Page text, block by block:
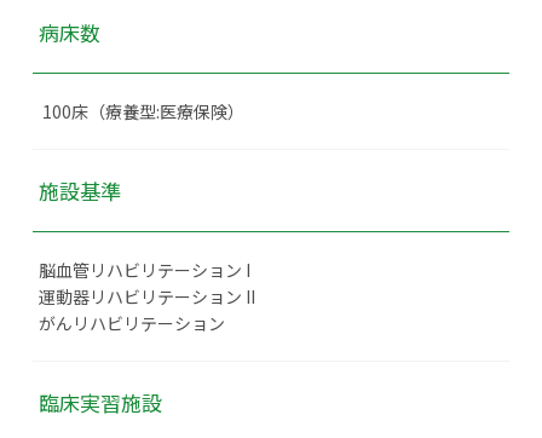
病床数
100床（療養型:医療保険）
施設基準
脳血管リハビリテーション I
運動器リハビリテーション II
がんリハビリテーション
臨床実習施設